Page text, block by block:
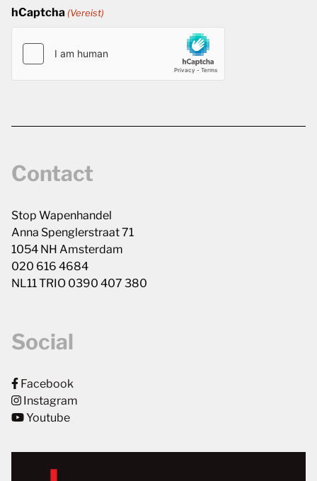
hCaptcha (Vereist)
Contact
Stop Wapenhandel
Anna Spenglerstraat 71
1054 NH Amsterdam
020 616 4684
NL11 TRIO 0390 407 380
Social
Facebook
Instagram
Youtube